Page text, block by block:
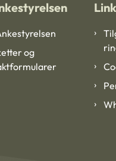
og